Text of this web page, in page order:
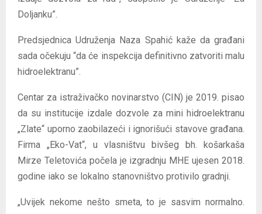
Doljanku”.
Predsjednica Udruženja Naza Spahić kaže da građani
sada očekuju “da će inspekcija definitivno zatvoriti malu
hidroelektranu”.
Centar za istraživačko novinarstvo (CIN) je 2019. pisao
da su institucije izdale dozvole za mini hidroelektranu
„Zlate“ uporno zaobilazeći i ignorišući stavove građana.
Firma „Eko-Vat“, u vlasništvu bivšeg bh. košarkaša
Mirze Teletovića počela je izgradnju MHE ujesen 2018.
godine iako se lokalno stanovništvo protivilo gradnji.
„Uvijek nekome nešto smeta, to je sasvim normalno.